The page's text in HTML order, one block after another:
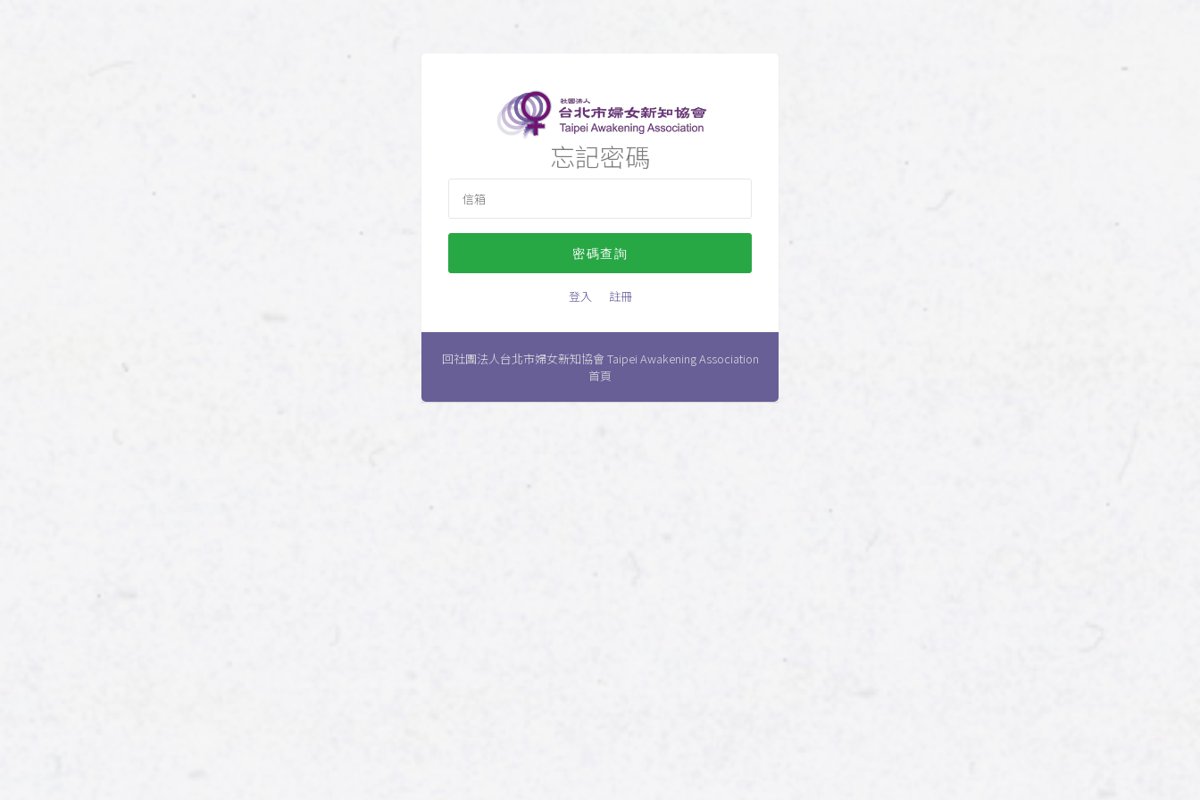
忘記密碼
密碼查詢
登入 註冊
回社團法人台北市婦女新知協會 Taipei Awakening Association
首頁